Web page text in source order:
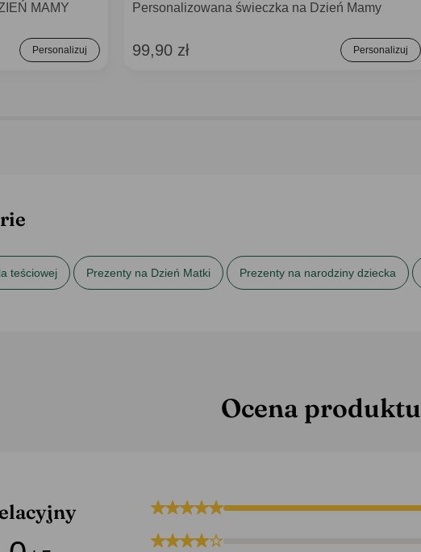
MAMY
Personalizuj
Personalizowana świeczka na Dzień Mamy
99,90 zł Personalizuj
teściowej Prezenty na Dzień Matki Prezenty na narodziny dziecka
Ocena produktu